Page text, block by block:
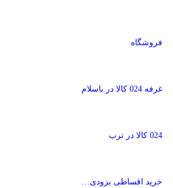
فروشگاه
غرفه 024 کالا در باسلام
024 کالا در ترب
خرید اقساطی بزودی…